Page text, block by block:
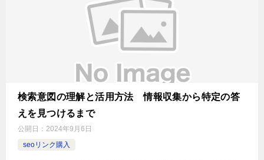
検索意図の理解と活用方法 情報収集から特定の答
えを見つけるまで
公開日： 2024年9月6日
seoリンク購入